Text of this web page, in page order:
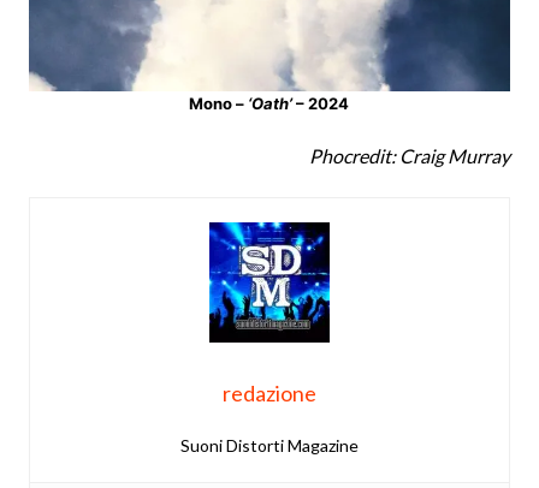
Mono – ‘Oath’– 2024
Phocredit: Craig Murray
redazione
Suoni Distorti Magazine